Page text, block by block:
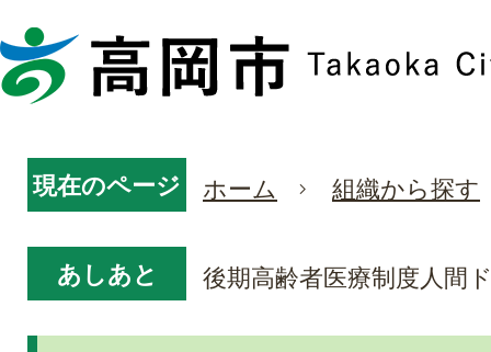
現在のページ ホーム 組織から探す
あしあと 後期高齢者医療制度人間